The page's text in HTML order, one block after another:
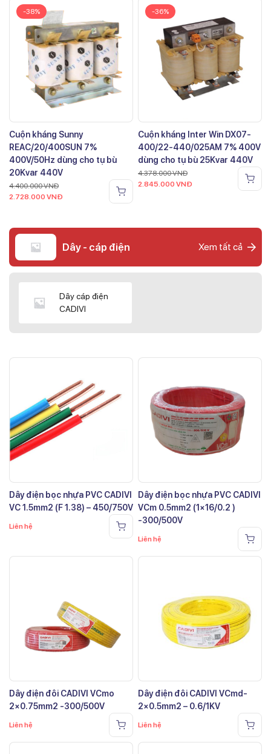
-38%
Cuộn kháng Sunny
REAC/20/400SUN 7%
400V/50Hz dùng cho tụ bù
20Kvar 440V
4.400.000VNĐ
2.728.000 VNĐ
-36%
Cuộn kháng Inter Win DX07-
400/22-440/025AM 7% 400V
dùng cho tụ bù 25Kvar 440V
4.378.000VNĐ
2.845.000 VNĐ
Dây - cáp điện Xem tất cả
Dây cáp điện
CADIVI
Dây điện bọc nhựa PVC CADIVI
VC 1.5mm2 (F 1.38) – 450/750V
Liên hệ
Dây điện bọc nhựa PVC CADIVI
VCm 0.5mm2 (1×16/0.2 )
-300/500V
Liên hệ
Dây điện đôi CADIVI VCmo
2×0.75mm2 -300/500V
Liên hệ
Dây điện đôi CADIVI VCmd-
2×0.5mm2 – 0.6/1KV
Liên hệ